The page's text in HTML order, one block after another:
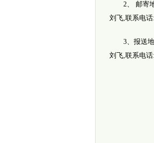
2、 邮寄地
刘飞,联系电
3、报送地
刘飞,联系电